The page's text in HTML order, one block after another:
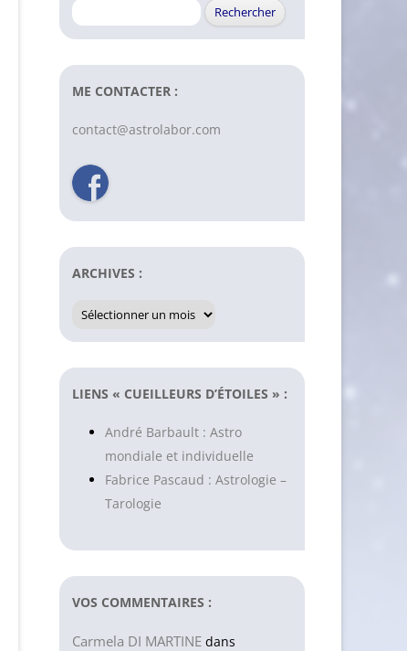
Rechercher :
ME CONTACTER :
contact@astrolabor.com
ARCHIVES :
Archives
LIENS « CUEILLEURS D’ÉTOILES » :
André Barbault : Astro
mondiale et individuelle
Fabrice Pascaud : Astrologie –
Tarologie
VOS COMMENTAIRES :
Carmela DI MARTINE dans